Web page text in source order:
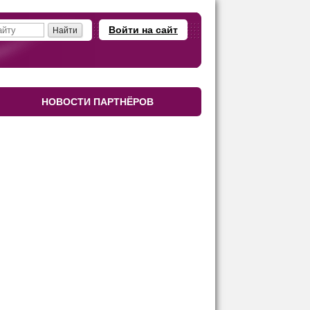
Войти на сайт
НОВОСТИ ПАРТНЁРОВ